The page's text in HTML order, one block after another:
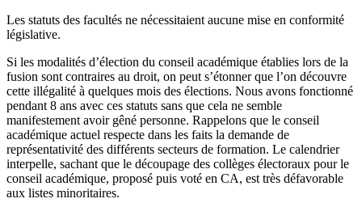
Les statuts des facultés ne nécessitaient aucune mise en conformité
législative.
Si les modalités d’élection du conseil académique établies lors de la
fusion sont contraires au droit, on peut s’étonner que l’on découvre
cette illégalité à quelques mois des élections. Nous avons fonctionné
pendant 8 ans avec ces statuts sans que cela ne semble
manifestement avoir gêné personne. Rappelons que le conseil
académique actuel respecte dans les faits la demande de
représentativité des différents secteurs de formation. Le calendrier
interpelle, sachant que le découpage des collèges électoraux pour le
conseil académique, proposé puis voté en CA, est très défavorable
aux listes minoritaires.